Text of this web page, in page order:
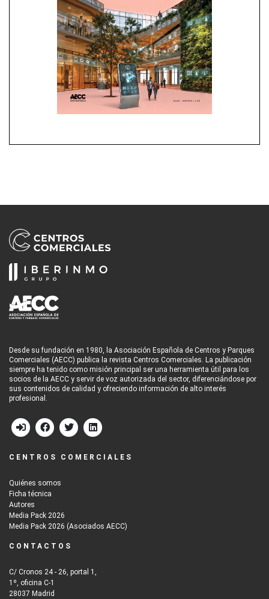
Desde su fundación en 1980, la Asociación Española de Centros y Parques
Comerciales (AECC) publica la revista Centros Comerciales. La publicación
siempre ha tenido como misión principal ser una herramienta útil para los
socios de la AECC y servir de voz autorizada del sector, diferenciándose por
sus contenidos de calidad y ofreciendo información de alto interés
profesional.
CENTROS COMERCIALES
Quiénes somos
Ficha técnica
Autores
Media Pack 2026
Media Pack 2026 (Asociados AECC)
CONTACTOS
C/ Cronos 24 - 26, portal 1,
1º, oficina C-1
28037 Madrid